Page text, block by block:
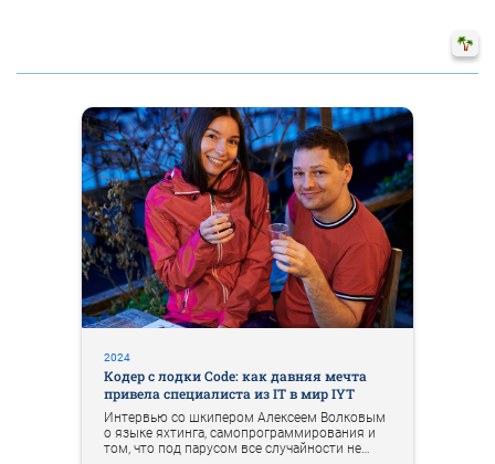
2024
Кодер с лодки Code: как давняя мечта
привела специалиста из IT в мир IYT
Интервью со шкипером Алексеем Волковым
о языке яхтинга, самопрограммирования и
том, что под парусом все случайности не